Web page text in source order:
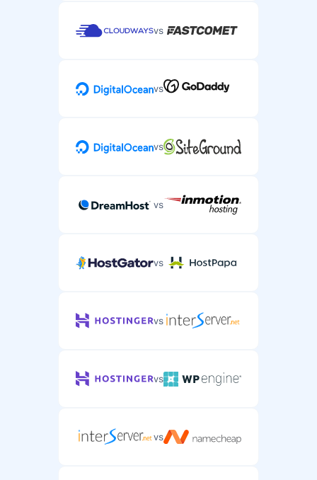
vs
vs
vs
vs
vs
vs
vs
vs